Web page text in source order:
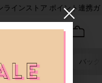
インストア ポイント連携ガ
限定 バッグ